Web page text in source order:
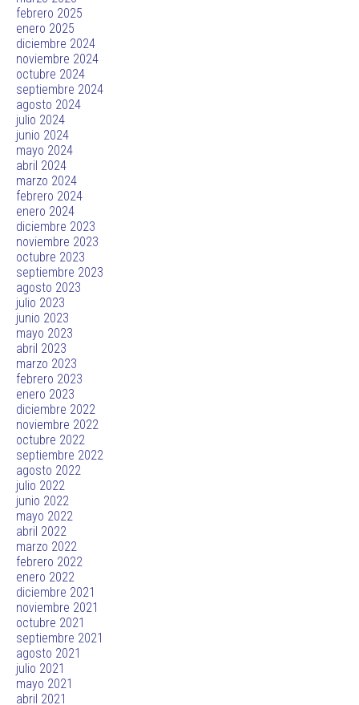
febrero 2025
enero 2025
diciembre 2024
noviembre 2024
octubre 2024
septiembre 2024
agosto 2024
julio 2024
junio 2024
mayo 2024
abril 2024
marzo 2024
febrero 2024
enero 2024
diciembre 2023
noviembre 2023
octubre 2023
septiembre 2023
agosto 2023
julio 2023
junio 2023
mayo 2023
abril 2023
marzo 2023
febrero 2023
enero 2023
diciembre 2022
noviembre 2022
octubre 2022
septiembre 2022
agosto 2022
julio 2022
junio 2022
mayo 2022
abril 2022
marzo 2022
febrero 2022
enero 2022
diciembre 2021
noviembre 2021
octubre 2021
septiembre 2021
agosto 2021
julio 2021
mayo 2021
abril 2021